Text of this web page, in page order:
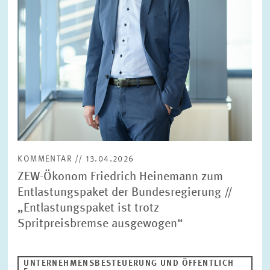
ZEW IN DEN MEDIEN
KOMMENTAR // 13.04.2026
ZEW-Ökonom Friedrich Heinemann zum
Entlastungspaket der Bundesregierung //
„Entlastungspaket ist trotz
Spritpreisbremse ausgewogen“
UNTERNEHMENSBESTEUERUNG UND ÖFFENTLICH